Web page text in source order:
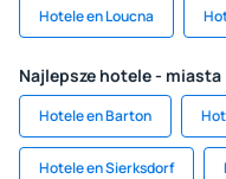
Hotele en Loucna
Najlepsze hotele - miasta
Hotele en Barton
Hotele en Sierksdorf